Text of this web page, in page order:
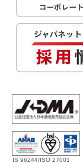
IS 96244/ISO 27001